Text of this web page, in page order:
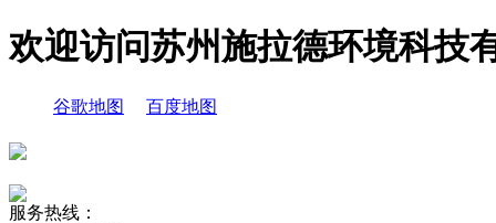
欢迎访问苏州施拉德环境科技
谷歌地图 百度地图
服务热线：